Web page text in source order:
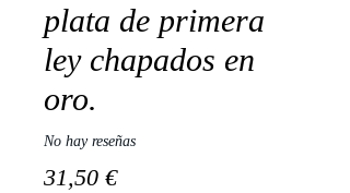
plata de primera
ley chapados en
oro.
No hay reseñas
31,50 €Precio